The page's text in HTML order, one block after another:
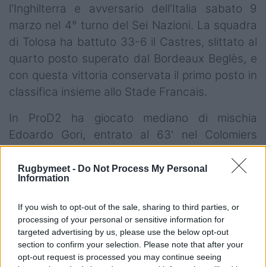
Rugbymeet - Do Not Process My Personal
Information
If you wish to opt-out of the sale, sharing to third parties, or
processing of your personal or sensitive information for
targeted advertising by us, please use the below opt-out
section to confirm your selection. Please note that after your
opt-out request is processed you may continue seeing
l'Inghilterra e avversario dell'Italia sabato 9
marzo nel 4° turno del Sei Nazioni. La squadra
di Tolosa ha battuto 33-6 il Castres, slittato al
quarto posto superato dal Bordeaux Beglès, e
con questa vittoria conservata il primo posto in
classifica insieme allo Stade Francais.
In ProD2 ha giocato mediano di mischia
Edoardo Gori, entrato al 63' nel Colomiers
sconfitto 27-18 in casa del Provence. Non ha
giocato Joshua Furno nel Dax.